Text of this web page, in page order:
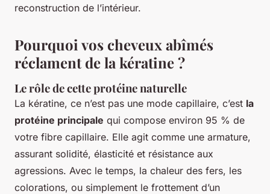
reconstruction de l’intérieur.
Pourquoi vos cheveux abîmés
réclament de la kératine ?
Le rôle de cette protéine naturelle
La kératine, ce n’est pas une mode capillaire, c’est la
protéine principale qui compose environ 95 % de
votre fibre capillaire. Elle agit comme une armature,
assurant solidité, élasticité et résistance aux
agressions. Avec le temps, la chaleur des fers, les
colorations, ou simplement le frottement d’un